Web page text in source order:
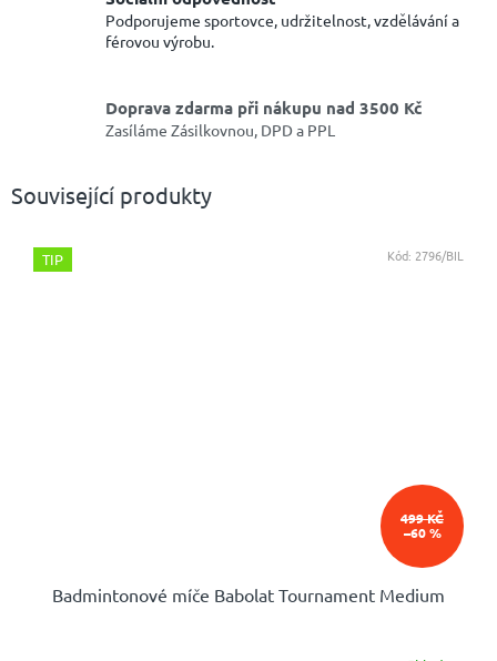
Podporujeme sportovce, udržitelnost, vzdělávání a
férovou výrobu.
Doprava zdarma při nákupu nad 3500 Kč
Zasíláme Zásilkovnou, DPD a PPL
Související produkty
TIP
499 KČ
–60 %
Badmintonové míče Babolat Tournament Medium
Kód: 2796/BIL